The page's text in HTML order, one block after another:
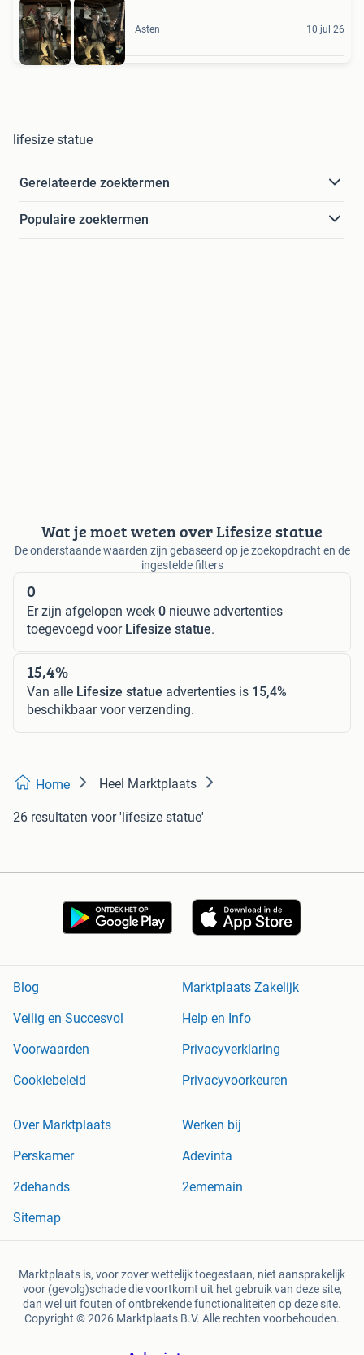
Asten 10 jul 26
lifesize statue
Gerelateerde zoektermen
Populaire zoektermen
Wat je moet weten over Lifesize statue
De onderstaande waarden zijn gebaseerd op je zoekopdracht en de
ingestelde filters
0
Er zijn afgelopen week 0 nieuwe advertenties
toegevoegd voor Lifesize statue.
15,4%
Van alle Lifesize statue advertenties is 15,4%
beschikbaar voor verzending.
Home Heel Marktplaats
26 resultaten voor 'lifesize statue'
Blog
Marktplaats Zakelijk
Veilig en Succesvol
Help en Info
Voorwaarden
Privacyverklaring
Cookiebeleid
Privacyvoorkeuren
Over Marktplaats
Werken bij
Perskamer
Adevinta
2dehands
2ememain
Sitemap
Marktplaats is, voor zover wettelijk toegestaan, niet aansprakelijk
voor (gevolg)schade die voortkomt uit het gebruik van deze site,
dan wel uit fouten of ontbrekende functionaliteiten op deze site.
Copyright © 2026 Marktplaats B.V. Alle rechten voorbehouden.